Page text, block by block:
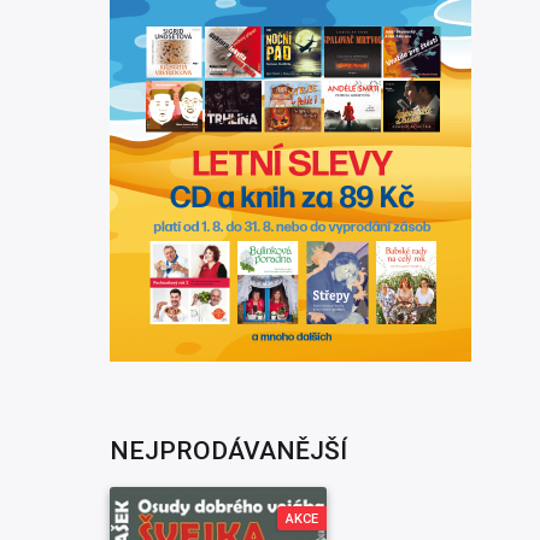
NEJPRODÁVANĚJŠÍ
AKCE